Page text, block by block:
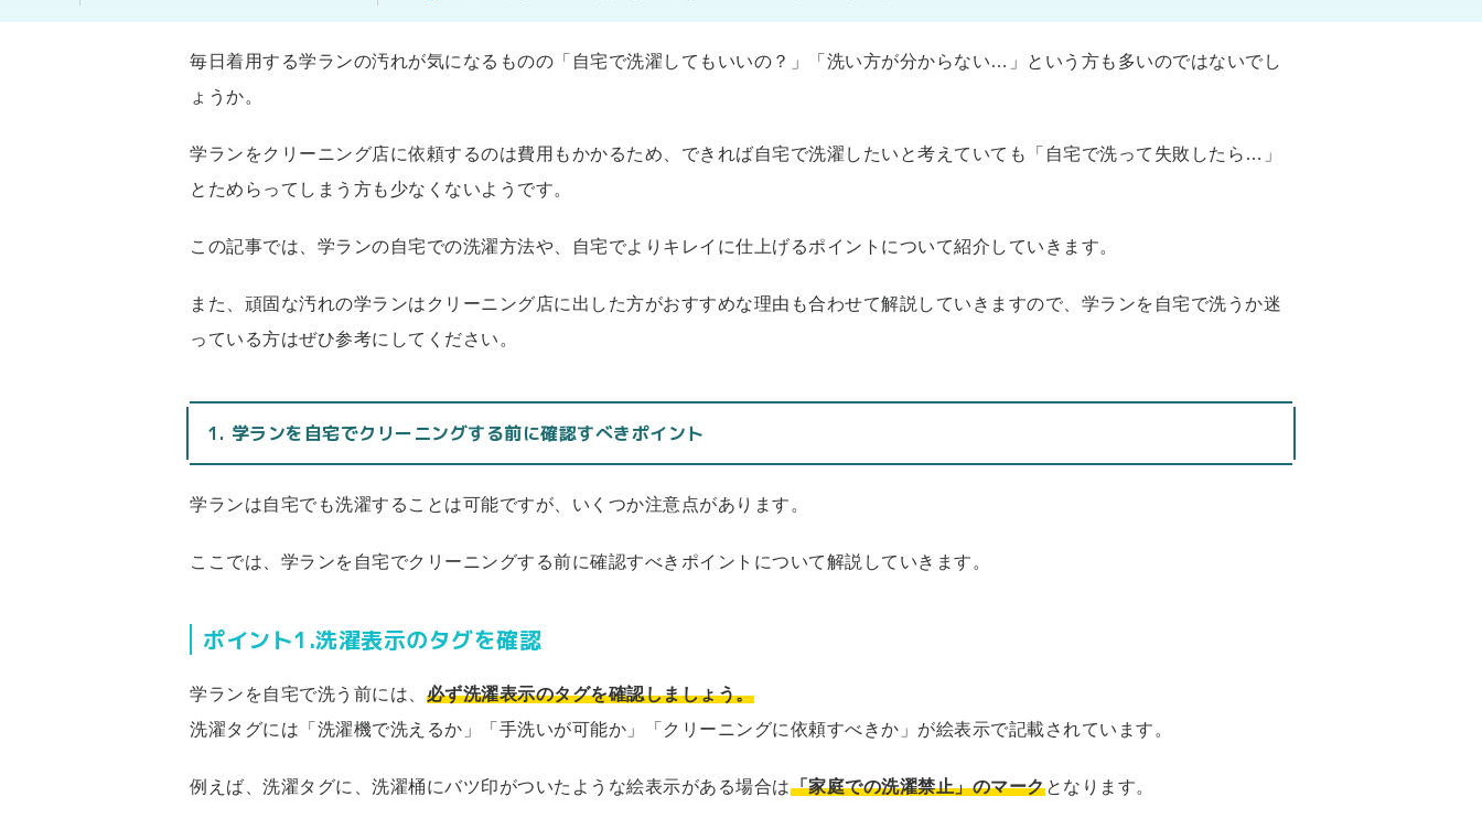
毎日着用する学ランの汚れが気になるものの「自宅で洗濯してもいいの？」「洗い方が分からない…」という方も多いのではないでし
ょうか。
学ランをクリーニング店に依頼するのは費用もかかるため、できれば自宅で洗濯したいと考えていても「自宅で洗って失敗したら…」
とためらってしまう方も少なくないようです。
この記事では、学ランの自宅での洗濯方法や、自宅でよりキレイに仕上げるポイントについて紹介していきます。
また、頑固な汚れの学ランはクリーニング店に出した方がおすすめな理由も合わせて解説していきますので、学ランを自宅で洗うか迷
っている方はぜひ参考にしてください。
1. 学ランを自宅でクリーニングする前に確認すべきポイント
学ランは自宅でも洗濯することは可能ですが、いくつか注意点があります。
ここでは、学ランを自宅でクリーニングする前に確認すべきポイントについて解説していきます。
ポイント1.洗濯表示のタグを確認
学ランを自宅で洗う前には、 必ず洗濯表示のタグを確認しましょう。
洗濯タグには「洗濯機で洗えるか」「手洗いが可能か」「クリーニングに依頼すべきか」が絵表示で記載されています。
例えば、洗濯タグに、洗濯桶にバツ印がついたような絵表示がある場合は「家庭での洗濯禁止」のマークとなります。